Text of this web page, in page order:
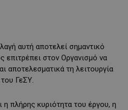
αυτή αποτελεί σημαντικό
επιτρέπει στον Οργανισμό να
αποτελεσματικά τη λειτουργία
του ΓεΣΥ.
η πλήρης κυριότητα του έργου, η